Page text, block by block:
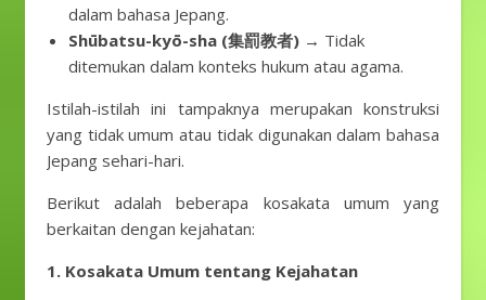
dalam bahasa Jepang.
Shūbatsu-kyō-sha (集罰教者) → Tidak
ditemukan dalam konteks hukum atau agama.
Istilah-istilah ini tampaknya merupakan konstruksi
yang tidak umum atau tidak digunakan dalam bahasa
Jepang sehari-hari.
Berikut adalah beberapa kosakata umum yang
berkaitan dengan kejahatan:
1. Kosakata Umum tentang Kejahatan